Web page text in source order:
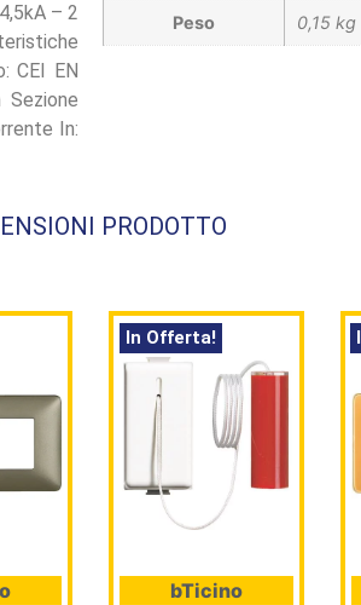
– 2
CEI EN
In:
Peso 0,15 kg
PRODOTTO
In Offerta!
bTicino